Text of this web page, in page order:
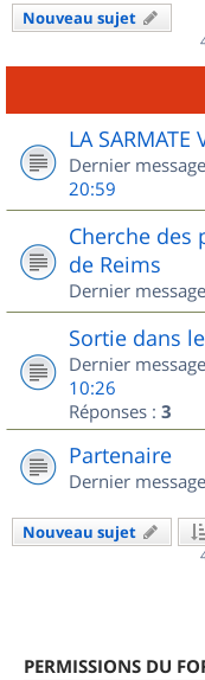
Nouveau sujet
LA SARMATE
Dernier
20:59
Cherche
de Reims
Dernier
Sortie dans
Dernier
10:26
Réponses : 3
Partenaire
Dernier
Nouveau sujet
PERMISSIONS DU